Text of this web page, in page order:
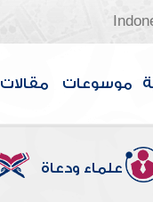
موسوعات مقالات
علماء ودعاة